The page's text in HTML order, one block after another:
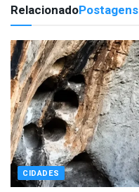
RelacionadoPostagens
CIDADES